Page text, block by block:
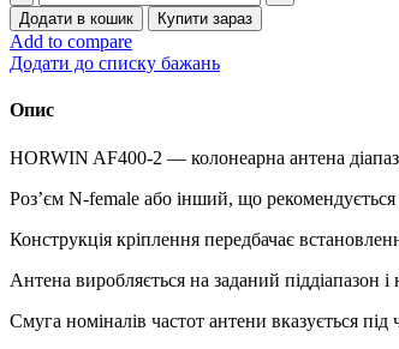
колінеарна
AF-
400-
2
Додати в кошик Купити зараз
Add to compare
Додати до списку бажань
Опис
HORWIN AF400-2 — колонеарна антена
Роз’єм N-female або інший, що рекомендується
Конструкція кріплення передбачає
Антена виробляється на заданий піддіапазон
Смуга номіналів частот антени вказується під